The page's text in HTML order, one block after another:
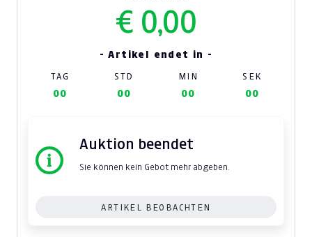
€ 0,00
- Artikel endet in -
TAG STD MIN SEK
00 00 00 00
Auktion beendet
Sie können kein Gebot mehr abgeben.
ARTIKEL BEOBACHTEN